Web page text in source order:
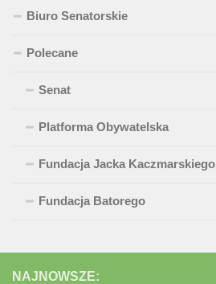
Biuro Senatorskie
Polecane
Senat
Platforma Obywatelska
Fundacja Jacka Kaczmarskiego
Fundacja Batorego
NAJNOWSZE: